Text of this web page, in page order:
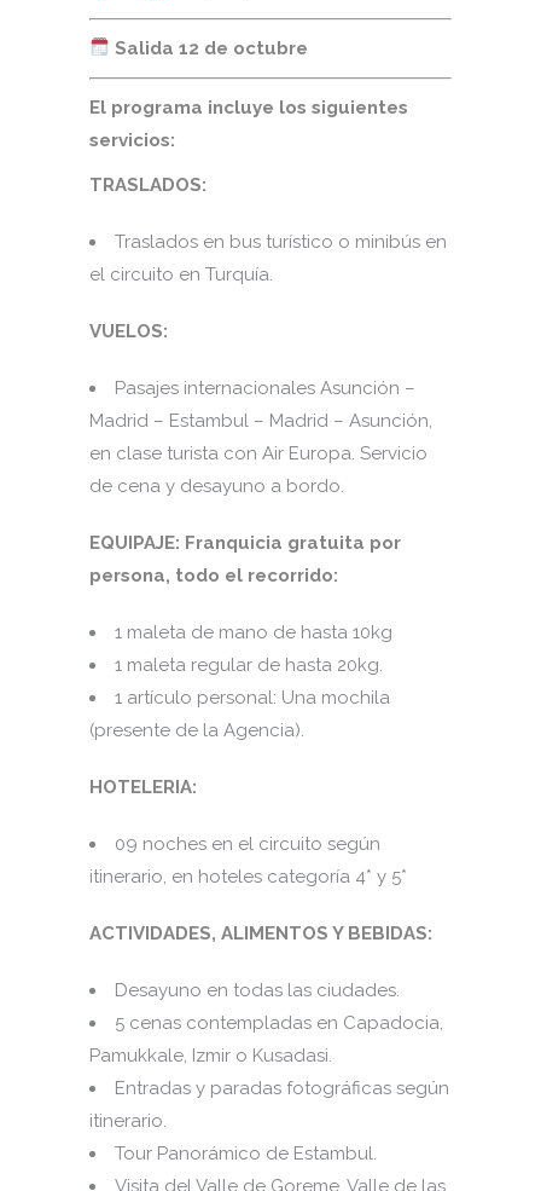
Salida 12 de octubre
El programa incluye los siguientes
servicios:
TRASLADOS:
Traslados en bus turístico o minibús en
el circuito en Turquía.
VUELOS:
Pasajes internacionales Asunción –
Madrid – Estambul – Madrid – Asunción,
en clase turista con Air Europa. Servicio
de cena y desayuno a bordo.
EQUIPAJE: Franquicia gratuita por
persona, todo el recorrido:
1 maleta de mano de hasta 10kg
1 maleta regular de hasta 20kg.
1 artículo personal: Una mochila
(presente de la Agencia).
HOTELERIA:
09 noches en el circuito según
itinerario, en hoteles categoría 4* y 5*
ACTIVIDADES, ALIMENTOS Y BEBIDAS:
Desayuno en todas las ciudades.
5 cenas contempladas en Capadocia,
Pamukkale, Izmir o Kusadasi.
Entradas y paradas fotográficas según
itinerario.
Tour Panorámico de Estambul.
Visita del Valle de Goreme, Valle de las